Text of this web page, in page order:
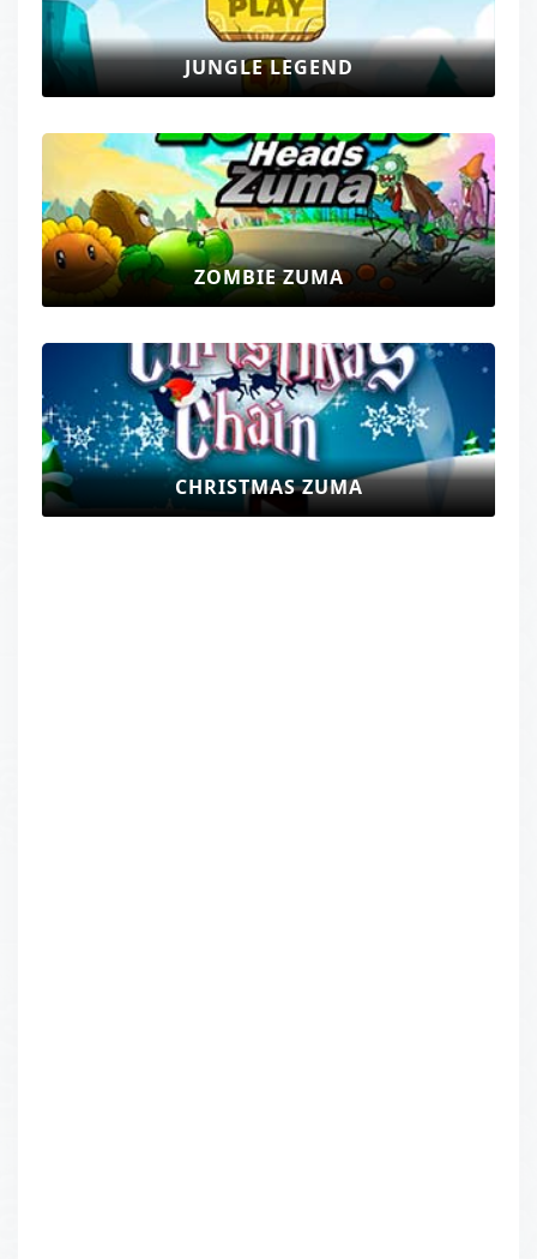
JUNGLE LEGEND
ZOMBIE ZUMA
CHRISTMAS ZUMA